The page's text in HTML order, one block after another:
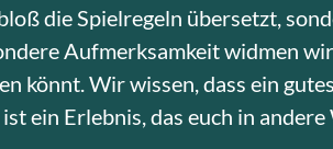
die Spielregeln übersetzt,
Aufmerksamkeit widmen
könnt. Wir wissen, dass ein
ein Erlebnis, das euch in